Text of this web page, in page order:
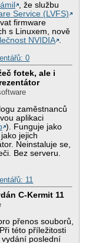
, že službu
Service (LVFS)
firmware
s Linuxem, nově
NVIDIA .
0
fotek, ale i
zaměstnanců
aplikaci
). Funguje jako
jejich
Neinstaluje se,
Bez serveru.
11
C-Kermit 11
přenos souborů,
této příležitosti
vydání poslední